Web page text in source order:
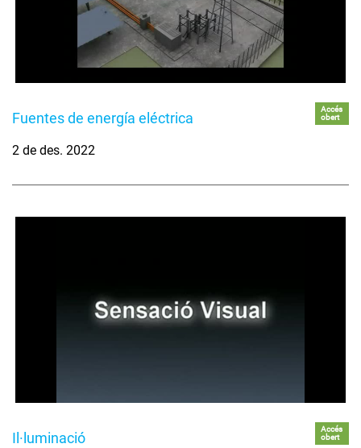
Fuentes de energía eléctrica
Accés
obert
2 de des. 2022
Il·luminació
Accés
obert